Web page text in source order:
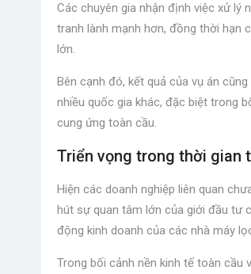
Các chuyên gia nhận định việc xử lý
tranh lành mạnh hơn, đồng thời hạn
lớn.
Bên cạnh đó, kết quả của vụ án
nhiều quốc gia khác, đặc biệt trong
cung ứng toàn cầu.
Triển vọng trong thời gian
Hiện các doanh nghiệp liên quan
hút sự quan tâm lớn của giới đầu tư
động kinh doanh của các nhà máy
Trong bối cảnh nền kinh tế toàn cầu